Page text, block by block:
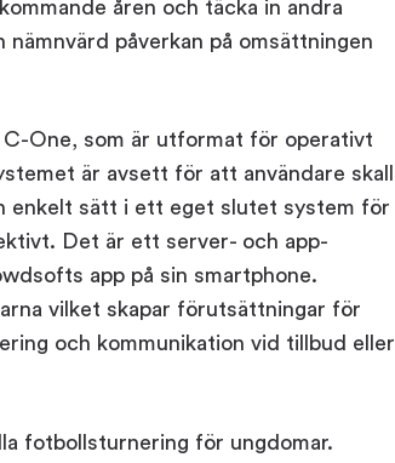
åren och täcka in andra
påverkan på omsättningen
One, som är utformat för operativt
är avsett för att användare skall
enkelt sätt i ett eget slutet system för
Det är ett server- och app-
app på sin smartphone.
vilket skapar förutsättningar för
och kommunikation vid tillbud eller
fotbollsturnering för ungdomar.